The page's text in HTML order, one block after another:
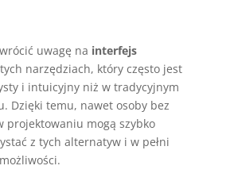
uwagę na interfejs
narzędziach, który często jest
i intuicyjny niż w tradycyjnym
Dzięki temu, nawet osoby bez
projektowaniu mogą szybko
z tych alternatyw i w pełni